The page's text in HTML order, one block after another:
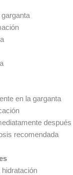
garganta
en la garganta
después
recomendada
hidratación